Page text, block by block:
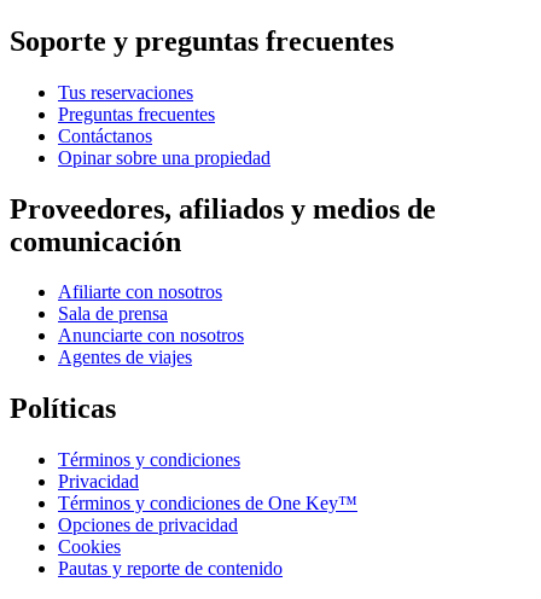
Soporte y preguntas frecuentes
Tus reservaciones
Preguntas frecuentes
Contáctanos
Opinar sobre una propiedad
Proveedores, afiliados y medios de
comunicación
Afiliarte con nosotros
Sala de prensa
Anunciarte con nosotros
Agentes de viajes
Políticas
Términos y condiciones
Privacidad
Términos y condiciones de One Key™
Opciones de privacidad
Cookies
Pautas y reporte de contenido